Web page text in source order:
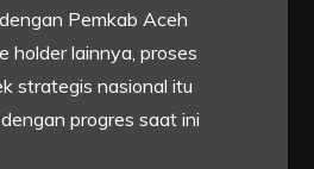
Pemkab Aceh
holder lainnya, proses
strategis nasional itu
progres saat ini